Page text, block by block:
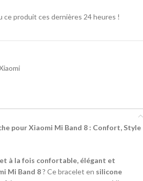
ce produit ces dernières 24 heures !
pour Xiaomi Mi Band 8 : Confort, Style
à la fois confortable, élégant et
Mi Band 8? Ce bracelet en silicone